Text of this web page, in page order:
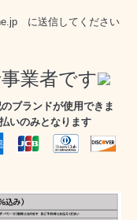
に送信してください
業者です
ブランドが使用できま
いのみとなります